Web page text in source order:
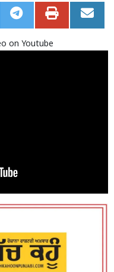
on Youtube